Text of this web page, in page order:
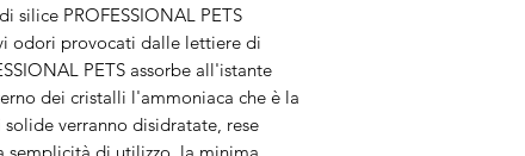
PROFESSIONAL PETS
odori provocati dalle lettiere di
PETS assorbe all'istante
dei cristalli l'ammoniaca che è la
verranno disidratate, rese